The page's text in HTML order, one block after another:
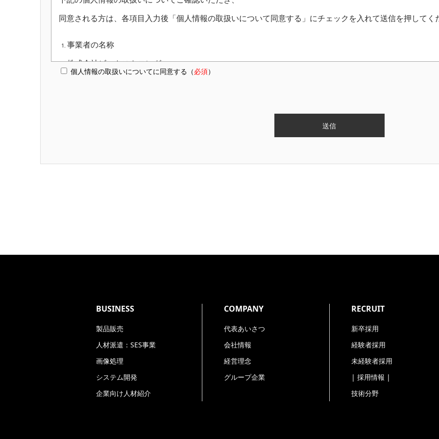
同意される方は、各項目入力後「個人情報の取扱いについて同意する」にチェックを入れて送信を押してく
事業者の名称
株式会社ビットストロング
氏名*、会社名*（求人応募は不要）、メールアドレス*、電話番号*、住所*（会員登録、ユーザ登録のみ
*がついている項目は、本手続きにおいて入力が必須となります。
ご本人の同意がある場合または法令に基づく場合を除き、今回ご入力いただく個人情報は第三者に提供し
個人情報の委託について
個人情報の取扱いについてに同意する（必須）
BUSINESS
製品販売
人材派遣：SES事業
画像処理
システム開発
企業向け人材紹介
COMPANY
代表あいさつ
会社情報
経営理念
グループ企業
RECRUIT
新卒採用
経験者採用
未経験者採用
| 採用情報 |
技術分野